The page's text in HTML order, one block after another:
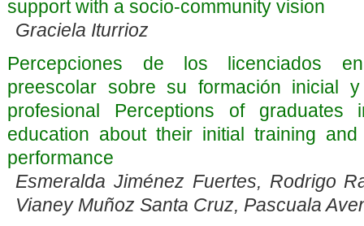
support with a socio-community vision
Graciela Iturrioz
Percepciones de los licenciados
preescolar sobre su formación inicial y
profesional Perceptions of graduates
education about their initial training and
performance
Esmeralda Jiménez Fuertes, Rodrigo
Vianey Muñoz Santa Cruz, Pascuala